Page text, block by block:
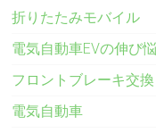
折りたたみモバイル
電気自動車EVの伸び悩
フロントブレーキ交換
電気自動車